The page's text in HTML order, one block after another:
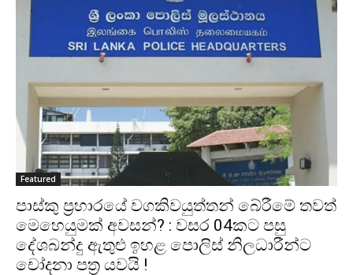
Featured
පාස්කු ප්‍රහාරයේ වගකිවයුත්තන් බේරීමේ තවත්
මෙහෙයුමක් අවසන්? : වසර 04කට පසු
දේශබන්දු ඇතුළු ඉහළ පොලිස් නිලධාරීන්ට
චෝදනා පත්‍ර යවයි !